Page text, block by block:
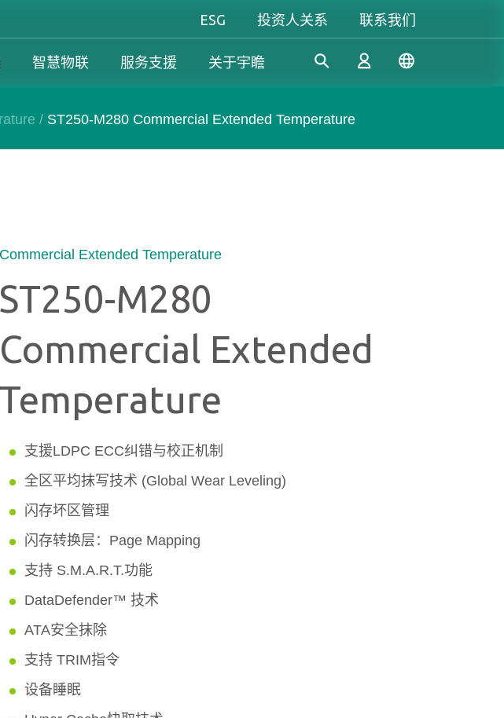
ESG 投资人关系 联系我们
工控解決方案
了解更多
个人 & 商务解决方案
记录、存储和分享数字资料。
Gaming
了解更多
智慧物联 服务支援
解决方案
产品变更和停产政策
关于宇瞻
/ ST250-M280 Commercial Extended Temperature
Commercial Extended Temperature
ST250-M280
Commercial Extended
Temperature
支援LDPC ECC纠错与校正机制
全区平均抹写技术 (Global Wear Leveling)
闪存坏区管理
闪存转换层：Page Mapping
支持 S.M.A.R.T.功能
DataDefender™ 技术
ATA安全抹除
支持 TRIM指令
设备睡眠